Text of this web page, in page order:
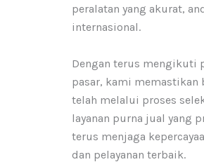
peralatan yang akurat,
internasional.
Dengan terus mengikuti
pasar, kami memastikan
telah melalui proses
layanan purna jual yang
terus menjaga
dan pelayanan terbaik.